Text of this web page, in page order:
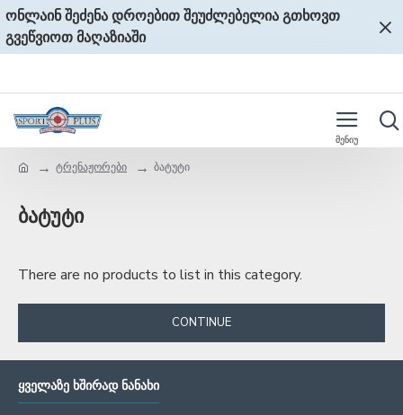
ონლაინ შეძენა დროებით შეუძლებელია გთხოვთ
გვეწვიოთ მაღაზიაში
ტრენაჟორები ბატუტი
ბატუტი
There are no products to list in this category.
CONTINUE
ᲧᲕᲔᲚᲐᲖᲔ ᲮᲨᲘᲠᲐᲓ ᲜᲐᲜᲐᲮᲘ